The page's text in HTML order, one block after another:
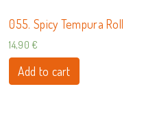
055. Spicy Tempura Roll
14,90€
Add to cart